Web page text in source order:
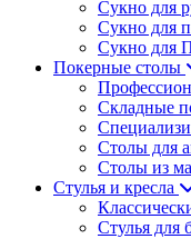
Сукно для
Сукно для
Сукно для
Покерные столы
Складные
Столы для
Столы из
Стулья и кресла
Стулья для